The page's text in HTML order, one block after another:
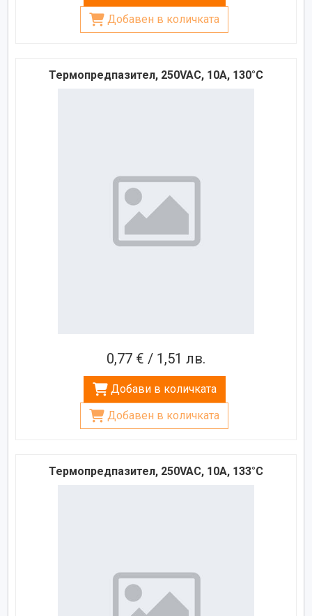
Добавен в количката
Термопредпазител, 250VAC, 10A, 130°C
0,77 € / 1,51 лв.
Добави в количката
Добавен в количката
Термопредпазител, 250VAC, 10A, 133°C